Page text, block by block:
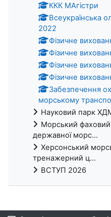
ККК МАгістри
Всеукраїнська
2022
Фізичне
Фізичне
Фізичне
Фізичне
Забезпечення
морському
Науковий парк
Морський
державної морс...
Херсонський
тренажерний ц...
ВСТУП 2026